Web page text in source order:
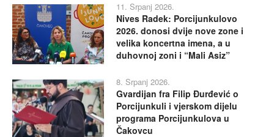
11. Srpanj 2026.
Nives Radek: Porcijunkulovo
2026. donosi dvije nove zone i
velika koncertna imena, a u
duhovnoj zoni i “Mali Asiz”
8. Srpanj 2026.
Gvardijan fra Filip Đurđević o
Porcijunkuli i vjerskom dijelu
programa Porcijunkulova u
Čakovcu